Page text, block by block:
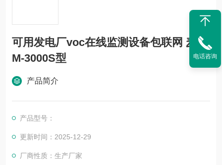
可用发电厂voc在线监测设备包联网 麦越
M-3000S型
产品简介
产品型号：
更新时间：2025-12-29
厂商性质：生产厂家
电话咨询